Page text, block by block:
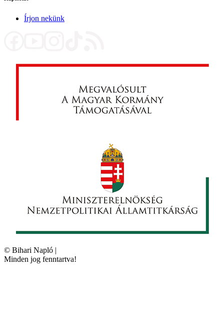
Írjon nekünk
© Bihari Napló |
Minden jog fenntartva!